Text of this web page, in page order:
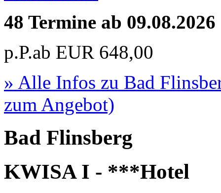
48 Termine ab 09.08.2026
p.P.ab EUR 648,00
» Alle Infos zu Bad
zum Angebot)
Bad Flinsberg
KWISA I - ***Hotel